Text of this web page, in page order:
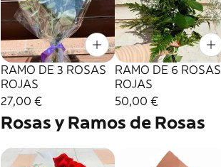
RAMO DE 3 ROSAS
ROJAS
27,00 €
RAMO DE 6 ROSAS
ROJAS
50,00 €
Rosas y Ramos de Rosas